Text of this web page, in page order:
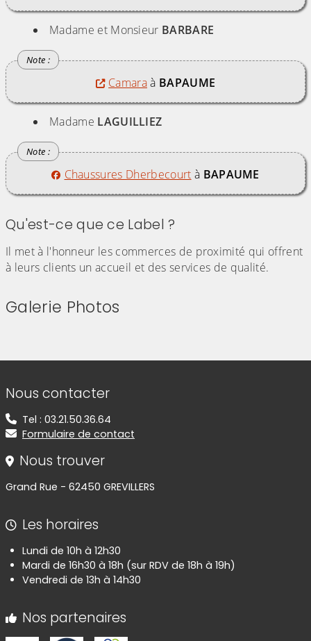
Madame et Monsieur BARBARE
Camaraà BAPAUME
Madame LAGUILLIEZ
Chaussures Dherbecourt à BAPAUME
Qu'est-ce que ce Label ?
Il met à l'honneur les commerces de proximité qui offrent
à leurs clients un accueil et des services de qualité.
Galerie Photos
Informations de contact
Nous contacter
Tel : 03.21.50.36.64
Formulaire de contact
Nous trouver
Grand Rue - 62450 GREVILLERS
Les horaires
Lundi de 10h à 12h30
Mardi de 16h30 à 18h (sur RDV de 18h à 19h)
Vendredi de 13h à 14h30
Nos partenaires